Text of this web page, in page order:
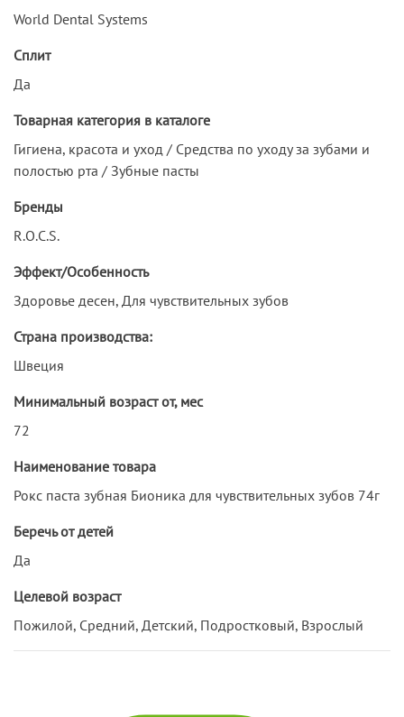
World Dental Systems
Сплит
Да
Товарная категория в каталоге
Гигиена, красота и уход / Средства по уходу за зубами и
полостью рта / Зубные пасты
Бренды
R.O.C.S.
Эффект/Особенность
Здоровье десен, Для чувствительных зубов
Страна производства:
Швеция
Минимальный возраст от, мес
72
Наименование товара
Рокс паста зубная Бионика для чувствительных зубов 74г
Беречь от детей
Да
Целевой возраст
Пожилой, Средний, Детский, Подростковый, Взрослый